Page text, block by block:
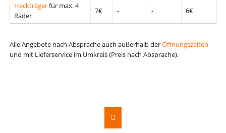
Heckträgerfür max. 4
Räder
7€ - - 6€
Alle Angebote nach Absprache auch außerhalb derÖffnungszeiten
und mit Lieferservice im Umkreis (Preis nach Absprache).